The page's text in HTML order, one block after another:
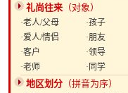
礼尚往来 （对象）
·老人/父母
·孩子
·爱人/情侣
·朋友
·客户
·领导
·老师
·同学
地区划分 （拼音为序）